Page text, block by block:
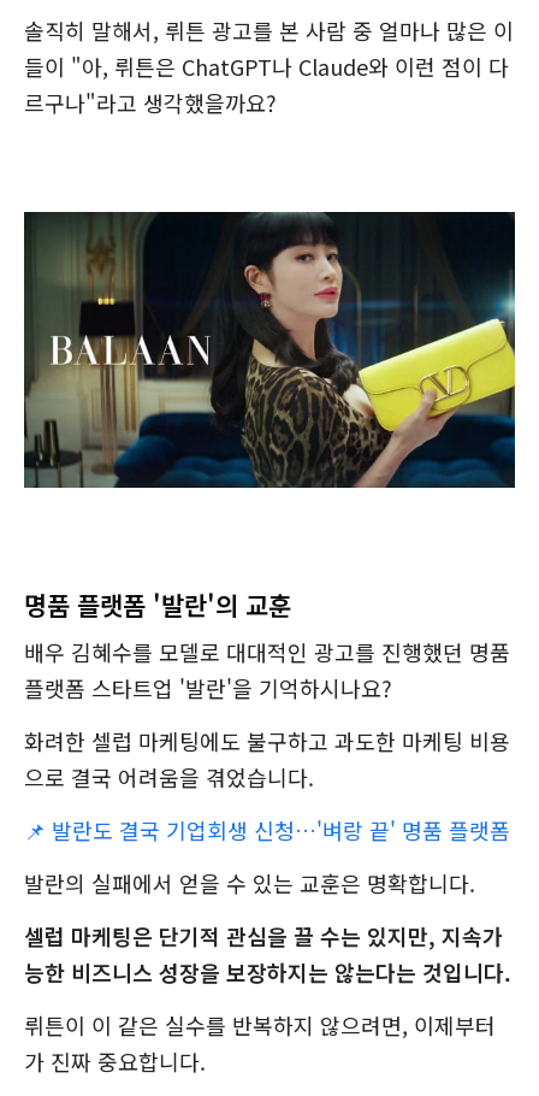
솔직히 말해서, 뤼튼 광고를 본 사람 중 얼마나 많은 이
들이 "아, 뤼튼은 ChatGPT나 Claude와 이런 점이 다
르구나"라고 생각했을까요?
명품 플랫폼 '발란'의 교훈
배우 김혜수를 모델로 대대적인 광고를 진행했던 명품
플랫폼 스타트업 '발란'을 기억하시나요?
화려한 셀럽 마케팅에도 불구하고 과도한 마케팅 비용
으로 결국 어려움을 겪었습니다.
📌 발란도 결국 기업회생 신청…'벼랑 끝' 명품 플랫폼
발란의 실패에서 얻을 수 있는 교훈은 명확합니다.
셀럽 마케팅은 단기적 관심을 끌 수는 있지만, 지속가
능한 비즈니스 성장을 보장하지는 않는다는 것입니다.
뤼튼이 이 같은 실수를 반복하지 않으려면, 이제부터
가 진짜 중요합니다.